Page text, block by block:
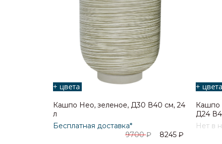
+ цвета
Кашпо Нео, зеленое, Д30 В40 см, 24
л
Бесплатная доставка*
9700₽ 8245 ₽
+
Кашпо
Д24
Нет в